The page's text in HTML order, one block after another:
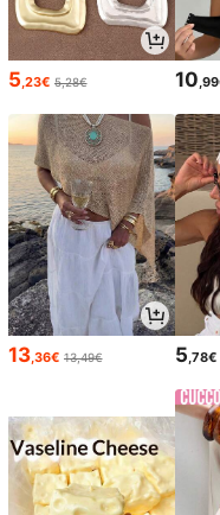
5 ,23€ 5,28€ 10
13,36€ 13,49€ 5,78€